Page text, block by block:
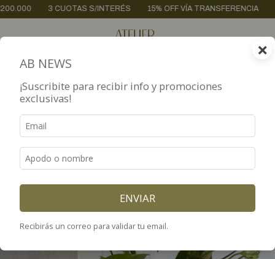
S/INTERÉS 15% OFF VÍA TRANSFERENCIA ENVÍOS A
×
AB NEWS
¡Suscribite para recibir info y promociones
exclusivas!
ENVIAR
Recibirás un correo para validar tu email.